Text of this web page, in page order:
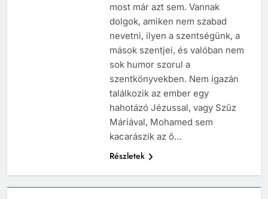
most már azt sem. Vannak
dolgok, amiken nem szabad
nevetni, ilyen a szentségünk, a
mások szentjei, és valóban nem
sok humor szorul a
szentkönyvekben. Nem igazán
találkozik az ember egy
hahotázó Jézussal, vagy Szűz
Máriával, Mohamed sem
kacarászik az ő…
Részletek